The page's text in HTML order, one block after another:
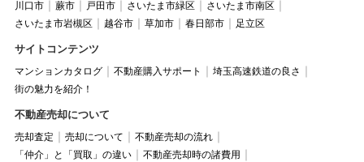
川口市 蕨市 戸田市 さいたま市緑区
さいたま市南区
さいたま市岩槻区
越谷市 草加市 春日部市 足立区
サイトコンテンツ
マンションカタログ 不動産購入サポート
埼玉高速鉄道の良さ
街の魅力を紹介！
不動産売却について
売却査定 売却について
不動産売却の流れ
「仲介」と「買取」の違い
不動産売却時の諸費用